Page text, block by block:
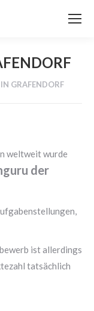
GRAFENDORF
weltweit wurde
der
ist allerdings
tatsächlich